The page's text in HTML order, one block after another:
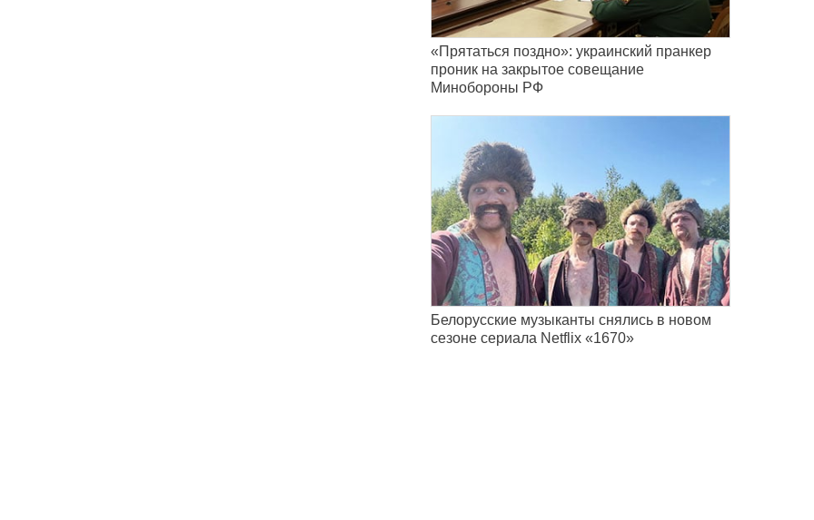
«Прятаться поздно»: украинский пранкер
проник на закрытое совещание
Минобороны РФ
Белорусские музыканты снялись в новом
сезоне сериала Netflix «1670»